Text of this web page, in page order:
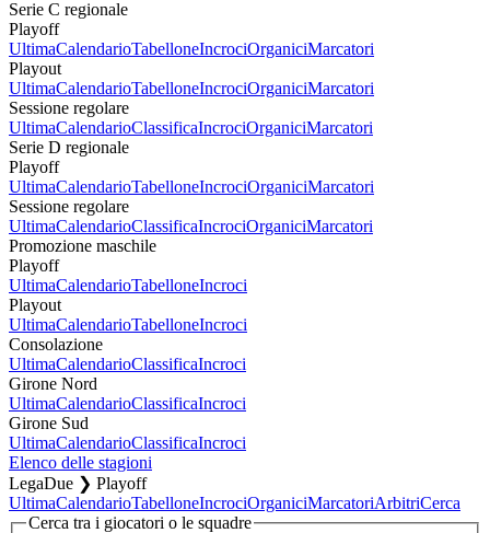
Serie C regionale
Playoff
UltimaCalendarioTabelloneIncrociOrganiciMarcatori
Playout
UltimaCalendarioTabelloneIncrociOrganiciMarcatori
Sessione regolare
UltimaCalendarioClassificaIncrociOrganiciMarcatori
Serie D regionale
Playoff
UltimaCalendarioTabelloneIncrociOrganiciMarcatori
Sessione regolare
UltimaCalendarioClassificaIncrociOrganiciMarcatori
Promozione maschile
Playoff
UltimaCalendarioTabelloneIncroci
Playout
UltimaCalendarioTabelloneIncroci
Consolazione
UltimaCalendarioClassificaIncroci
Girone Nord
UltimaCalendarioClassificaIncroci
Girone Sud
UltimaCalendarioClassificaIncroci
Elenco delle stagioni
LegaDue ❯ Playoff
UltimaCalendarioTabelloneIncrociOrganiciMarcatoriArbitriCerca
Cerca tra i giocatori o le squadre